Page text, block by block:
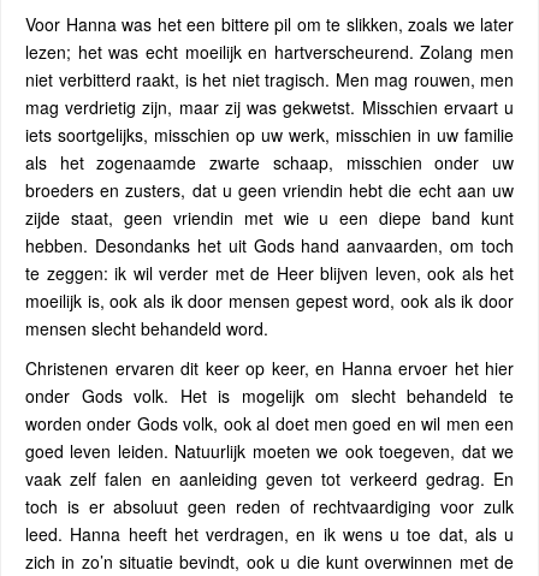
Voor Hanna was het een bittere pil om te slikken, zoals we later
lezen; het was echt moeilijk en hartverscheurend. Zolang men
niet verbitterd raakt, is het niet tragisch. Men mag rouwen, men
mag verdrietig zijn, maar zij was gekwetst. Misschien ervaart u
iets soortgelijks, misschien op uw werk, misschien in uw familie
als het zogenaamde zwarte schaap, misschien onder uw
broeders en zusters, dat u geen vriendin hebt die echt aan uw
zijde staat, geen vriendin met wie u een diepe band kunt
hebben. Desondanks het uit Gods hand aanvaarden, om toch
te zeggen: ik wil verder met de Heer blijven leven, ook als het
moeilijk is, ook als ik door mensen gepest word, ook als ik door
mensen slecht behandeld word.
Christenen ervaren dit keer op keer, en Hanna ervoer het hier
onder Gods volk. Het is mogelijk om slecht behandeld te
worden onder Gods volk, ook al doet men goed en wil men een
goed leven leiden. Natuurlijk moeten we ook toegeven, dat we
vaak zelf falen en aanleiding geven tot verkeerd gedrag. En
toch is er absoluut geen reden of rechtvaardiging voor zulk
leed. Hanna heeft het verdragen, en ik wens u toe dat, als u
zich in zo’n situatie bevindt, ook u die kunt overwinnen met de